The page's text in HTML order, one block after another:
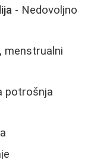
- Nedovoljno
menstrualni
potrošnja